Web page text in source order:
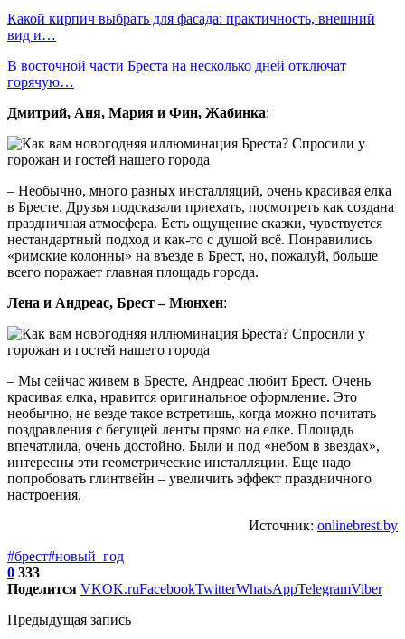
Какой кирпич выбрать для фасада: практичность, внешний
вид и…
В восточной части Бреста на несколько дней отключат
горячую…
Дмитрий, Аня, Мария и Фин, Жабинка:
– Необычно, много разных инсталляций, очень красивая елка
в Бресте. Друзья подсказали приехать, посмотреть как создана
праздничная атмосфера. Есть ощущение сказки, чувствуется
нестандартный подход и как-то с душой всё. Понравились
«римские колонны» на въезде в Брест, но, пожалуй, больше
всего поражает главная площадь города.
Лена и Андреас, Брест – Мюнхен:
– Мы сейчас живем в Бресте, Андреас любит Брест. Очень
красивая елка, нравится оригинальное оформление. Это
необычно, не везде такое встретишь, когда можно почитать
поздравления с бегущей ленты прямо на елке. Площадь
впечатлила, очень достойно. Были и под «небом в звездах»,
интересны эти геометрические инсталляции. Еще надо
попробовать глинтвейн – увеличить эффект праздничного
настроения.
Источник: onlinebrest.by
#брест#новый_год
0 333
Поделится VKOK.ruFacebookTwitterWhatsAppTelegramViber
Предыдущая запись